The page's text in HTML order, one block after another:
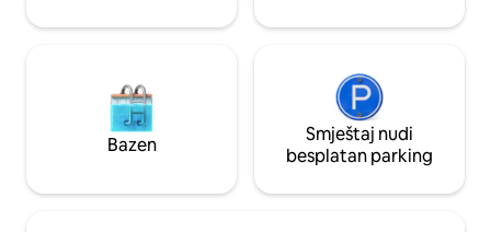
Bazen
Smještaj nudi
besplatan parking